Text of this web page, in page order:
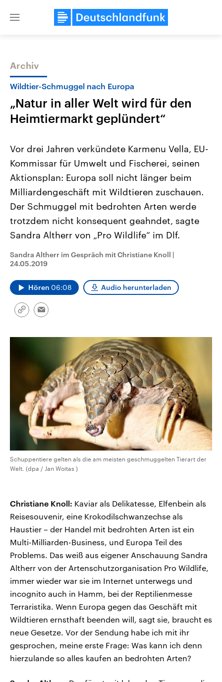
Close
Themen
Landtagswahl Sachsen-Anhalt
2026
Alle Informationen
Sachsen-Anhalt wählt am 6.
September 2026 einen neuen
Landtag. Seit 2021 wird das
Bundesland von einer Koalition aus
Umfragen, Prognosen,
und Hintergründe zu den Parteien
und Kandidaten der anstehenden
Wahl.
USA
Aktuelle Beiträge,
Hintergründe
Wirtschaftlich und
gehören die Vereinigten
den mächtigsten Ländern
mit großem Einfluss auf
aktuelle Weltgeschehen.
Sendungen Programm Podcasts
Archiv
Wildtier-Schmuggel nach Europa
„Natur in aller Welt wird für den
Heimtiermarkt geplündert“
Vor drei Jahren verkündete Karmenu Vella, EU-
Kommissar für Umwelt und Fischerei, seinen
Aktionsplan: Europa soll nicht länger beim
Milliardengeschäft mit Wildtieren zuschauen.
Der Schmuggel mit bedrohten Arten werde
trotzdem nicht konsequent geahndet, sagte
Sandra Altherr von „Pro Wildlife“ im Dlf.
Sandra Altherr im Gespräch mit Christiane Knoll |
24.05.2019
Hören 06:08 Audio herunterladen
Link
Email
Schuppentiere gelten als die am meisten geschmuggelten Tierart der
Welt. (dpa / Jan Woitas )
Christiane Knoll: Kaviar als Delikatesse, Elfenbein als
Reisesouvenir, eine Krokodilschwanzechse als
Haustier – der Handel mit bedrohten Arten ist ein
Multi-Milliarden-Business, und Europa Teil des
Problems. Das weiß aus eigener Anschauung Sandra
Altherr von der Artenschutzorganisation Pro Wildlife,
immer wieder war sie im Internet unterwegs und
incognito auch in Hamm, bei der Reptilienmesse
Terraristika. Wenn Europa gegen das Geschäft mit
Wildtieren ernsthaft beenden will, sagt sie, braucht es
neue Gesetze. Vor der Sendung habe ich mit ihr
gesprochen, meine erste Frage: Was kann ich denn
hierzulande so alles kaufen an bedrohten Arten?